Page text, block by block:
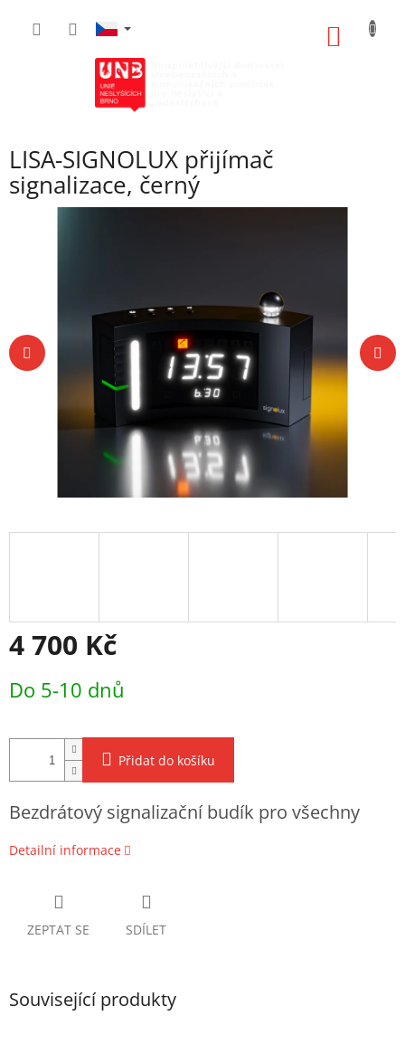
LISA-SIGNOLUX přijímač
signalizace, černý
4 700 Kč
cena:
Do 5-10 dnů
Přidat do košíku
Bezdrátový signalizační budík pro všechny
Detailní informace
ZEPTAT SE SDÍLET
Související produkty